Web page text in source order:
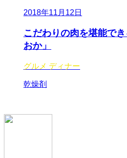
2018年11月12日
こだわりの肉を堪能で
おか」
グルメ ディナー
乾燥剤